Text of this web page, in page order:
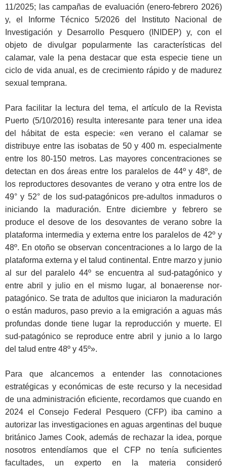
11/2025; las campañas de evaluación (enero-febrero 2026)
y, el Informe Técnico 5/2026 del Instituto Nacional de
Investigación y Desarrollo Pesquero (INIDEP) y, con el
objeto de divulgar popularmente las características del
calamar, vale la pena destacar que esta especie tiene un
ciclo de vida anual, es de crecimiento rápido y de madurez
sexual temprana.
Para facilitar la lectura del tema, el artículo de la Revista
Puerto (5/10/2016) resulta interesante para tener una idea
del hábitat de esta especie: «en verano el calamar se
distribuye entre las isobatas de 50 y 400 m. especialmente
entre los 80-150 metros. Las mayores concentraciones se
detectan en dos áreas entre los paralelos de 44º y 48º, de
los reproductores desovantes de verano y otra entre los de
49° y 52° de los sud-patagónicos pre-adultos inmaduros o
iniciando la maduración. Entre diciembre y febrero se
produce el desove de los desovantes de verano sobre la
plataforma intermedia y externa entre los paralelos de 42º y
48º. En otoño se observan concentraciones a lo largo de la
plataforma externa y el talud continental. Entre marzo y junio
al sur del paralelo 44º se encuentra al sud-patagónico y
entre abril y julio en el mismo lugar, al bonaerense nor-
patagónico. Se trata de adultos que iniciaron la maduración
o están maduros, paso previo a la emigración a aguas más
profundas donde tiene lugar la reproducción y muerte. El
sud-patagónico se reproduce entre abril y junio a lo largo
del talud entre 48º y 45º».
Para que alcancemos a entender las connotaciones
estratégicas y económicas de este recurso y la necesidad
de una administración eficiente, recordamos que cuando en
2024 el Consejo Federal Pesquero (CFP) iba camino a
autorizar las investigaciones en aguas argentinas del buque
británico James Cook, además de rechazar la idea, porque
nosotros entendíamos que el CFP no tenía suficientes
facultades, un experto en la materia consideró